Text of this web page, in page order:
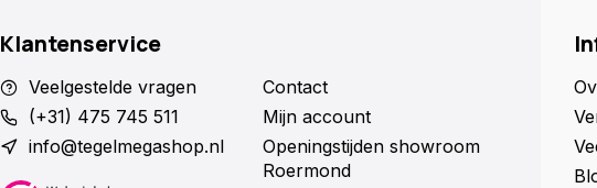
Klantenservice
Veelgestelde vragen
(+31) 475 745 511
info@tegelmegashop.nl
Contact
Mijn account
Openingstijden showroom
Roermond